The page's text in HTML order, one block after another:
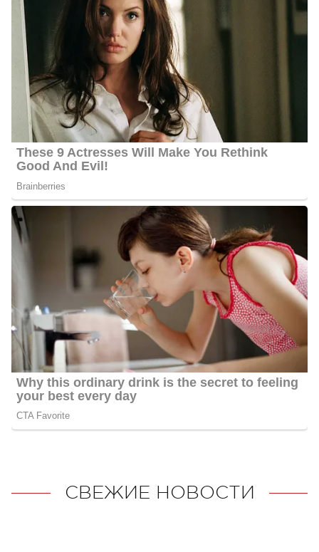
СВЕЖИЕ НОВОСТИ